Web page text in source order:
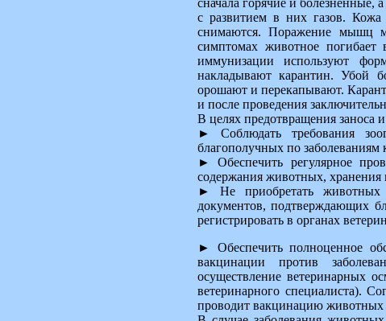
с развитием в них газов. Кожа
снимаются. Поражение мышц
симптомах животное погибает
иммунизации используют
накладывают карантин. Убой
орошают и перекапывают.
и после проведения
В целях предотвращения заноса
► Соблюдать требования
благополучных по заболеваниям
► Обеспечить регулярное
содержания животных, хранения
► Не приобретать животных
документов, подтверждающих
регистрировать в органах
► Обеспечить полноценное
вакцинации против
осуществление ветеринарных
ветеринарного специалиста).
проводит вакцинацию животных